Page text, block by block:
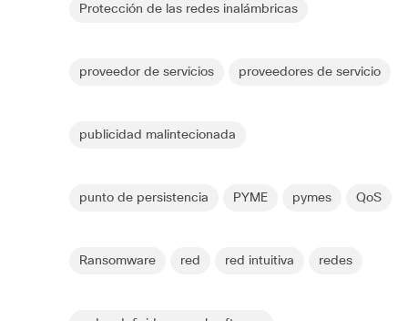
Protección de las redes inalámbricas
proveedor de servicios proveedores de servicio
publicidad malintecionada
punto de persistencia PYME pymes QoS
Ransomware red red intuitiva redes